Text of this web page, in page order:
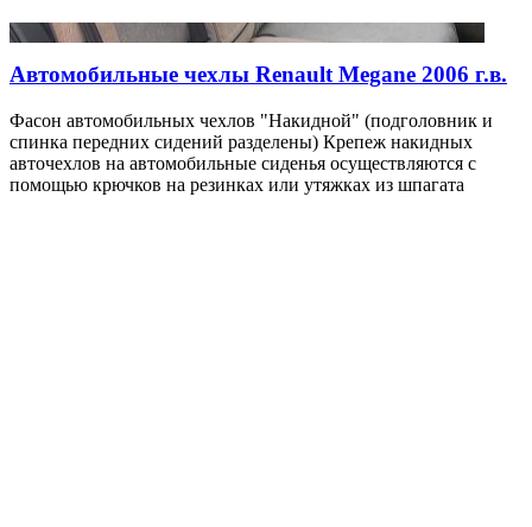
Автомобильные чехлы Renault Megane 2006 г.в.
Фасон автомобильных чехлов "Накидной" (подголовник и
спинка передних сидений разделены) Крепеж накидных
авточехлов на автомобильные сиденья осуществляются с
помощью крючков на резинках или утяжках из шпагата